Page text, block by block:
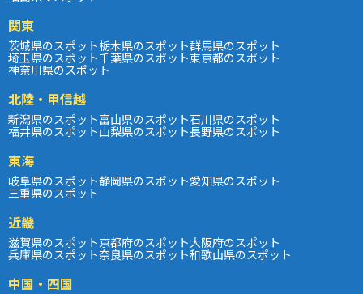
関東
茨城県のスポット栃木県のスポット群馬県のスポット
埼玉県のスポット千葉県のスポット東京都のスポット
神奈川県のスポット
北陸・甲信越
新潟県のスポット富山県のスポット石川県のスポット
福井県のスポット山梨県のスポット長野県のスポット
東海
岐阜県のスポット静岡県のスポット愛知県のスポット
三重県のスポット
近畿
滋賀県のスポット京都府のスポット大阪府のスポット
兵庫県のスポット奈良県のスポット和歌山県のスポット
中国・四国